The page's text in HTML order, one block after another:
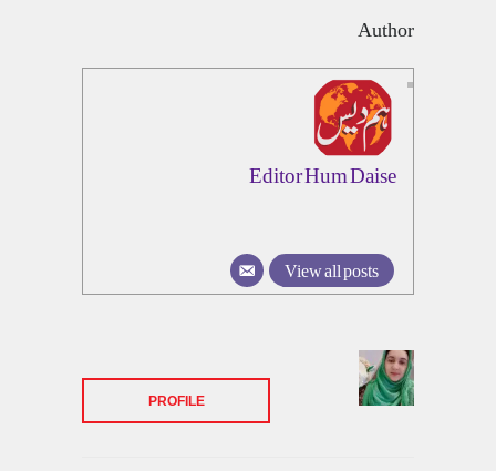
Author
Editor Hum Daise
View all posts
PROFILE